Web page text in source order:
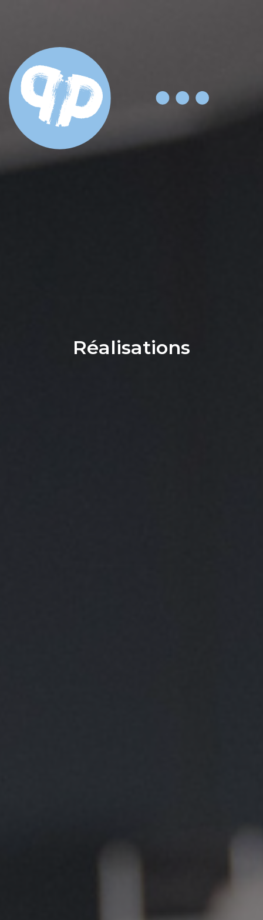
Réalisations